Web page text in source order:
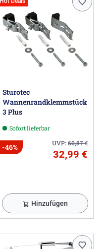
Sturotec
Wannenrandklemmstück
3 Plus
Sofort lieferbar
UVP:60,87€
-46%
32,99 €
Hinzufügen